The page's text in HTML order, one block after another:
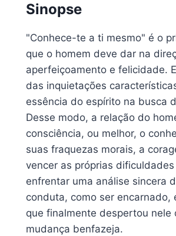
Sinopse
"Conhece-te a ti mesmo" é o
que o homem deve dar na
aperfeiçoamento e felicidade.
das inquietações
essência do espírito na busca
Desse modo, a relação do
consciência, ou melhor, o
suas fraquezas morais, a
vencer as próprias
enfrentar uma análise sincera
conduta, como ser encarnado,
que finalmente despertou nele
mudança benfazeja.